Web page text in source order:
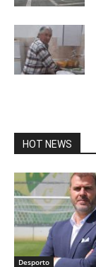
HOT NEWS
Desporto